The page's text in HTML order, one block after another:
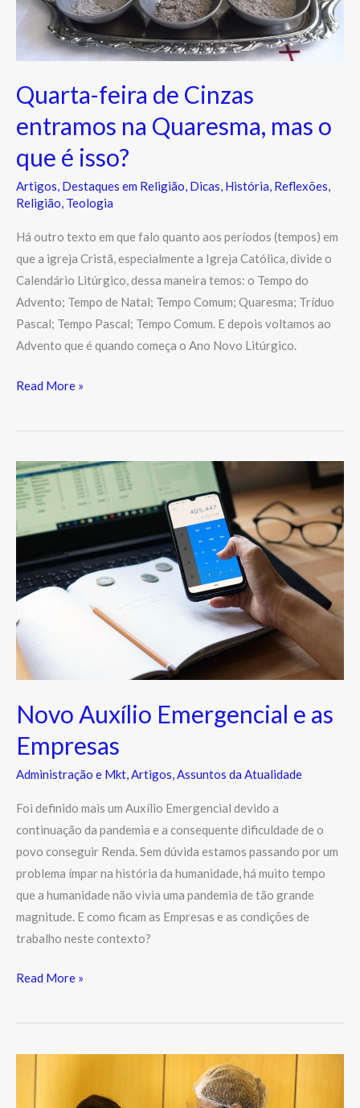
Quarta-feira de Cinzas
entramos na Quaresma, mas o
que é isso?
Artigos, Destaques em Religião, Dicas, História, Reflexões,
Religião, Teologia
Há outro texto em que falo quanto aos períodos (tempos) em
que a igreja Cristã, especialmente a Igreja Católica, divide o
Calendário Litúrgico, dessa maneira temos: o Tempo do
Advento; Tempo de Natal; Tempo Comum; Quaresma; Tríduo
Pascal; Tempo Pascal; Tempo Comum. E depois voltamos ao
Advento que é quando começa o Ano Novo Litúrgico.
Quaresma,
mas
o
que
é
Read More »
Novo Auxílio Emergencial e as
Empresas
Administração e Mkt,Artigos,Assuntos da Atualidade
Foi definido mais um Auxílio Emergencial devido a
continuação da pandemia e a consequente dificuldade de o
povo conseguir Renda. Sem dúvida estamos passando por um
problema ímpar na história da humanidade, há muito tempo
que a humanidade não vivia uma pandemia de tão grande
magnitude. E como ficam as Empresas e as condições de
trabalho neste contexto?
Novo
Auxílio
Emergencial
e
Empresas
Read More »